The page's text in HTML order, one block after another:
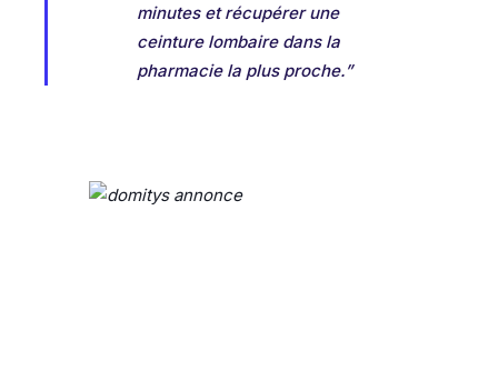
minutes et récupérer une
ceinture lombaire dans la
pharmacie la plus proche.”